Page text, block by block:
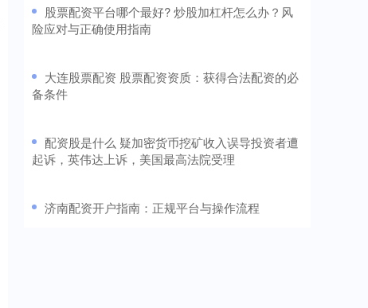
​股票配资平台哪个最好? 炒股加杠杆怎么办？风
险应对与正确使用指南
​大连股票配资 股票配资资质：获得合法配资的必
备条件
​配资股是什么 疑加密货币挖矿收入误导投资者遭
起诉，英伟达上诉，美国最高法院受理
​济南配资开户指南：正规平台与操作流程